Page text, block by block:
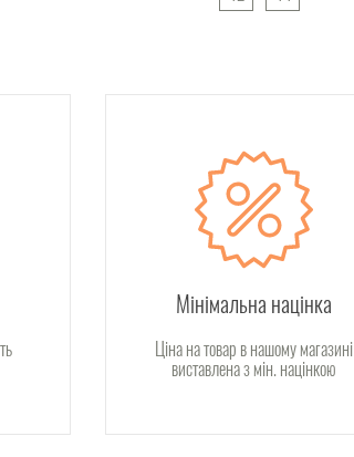
Мінімальна націнка
Ціна на товар в нашому магазині
виставлена з мін. націнкою